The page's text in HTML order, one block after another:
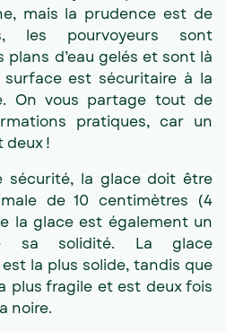
mais la prudence est de
les pourvoyeurs sont
d’eau gelés et sont là
surface est sécuritaire à la
On vous partage tout de
pratiques, car un
deux !
sécurité, la glace doit être
de 10 centimètres (4
la glace est également un
sa solidité. La glace
la plus solide, tandis que
plus fragile et est deux fois
noire.